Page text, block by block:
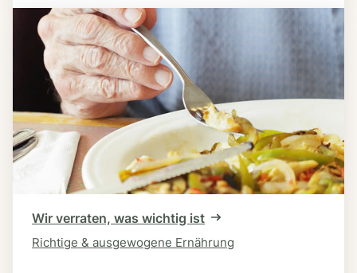
Wir verraten, was wichtig ist
Richtige & ausgewogene Ernährung